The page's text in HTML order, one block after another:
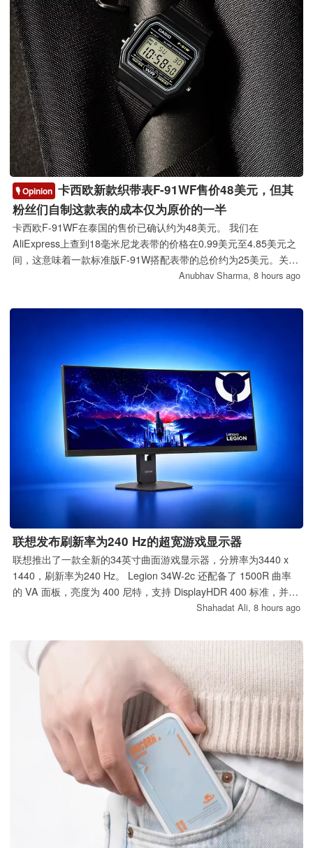
🎙️ Opinion 卡西欧新款织带表F-91WF售价48美元，但其
粉丝们自制这款表的成本仅为原价的一半
卡西欧F-91WF在泰国的售价已确认约为48美元。 我们在
AliExpress上查到18毫米尼龙表带的价格在0.99美元至4.85美元之
间，这意味着一款标准版F-91W搭配表带的总价约为25美元。关键
在于表带的安装，而非成本，因为表耳的间隙非常紧。
Anubhav Sharma, 8 hours ago
联想发布刷新率为240 Hz的超宽游戏显示器
联想推出了一款全新的34英寸曲面游戏显示器，分辨率为3440 x
1440，刷新率为240 Hz。 Legion 34W-2c 还配备了 1500R 曲率
的 VA 面板，亮度为 400 尼特，支持 DisplayHDR 400 标准，并覆
Shahadat Ali, 8 hours ago